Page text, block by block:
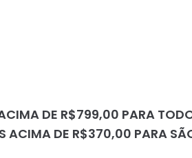
DE R$799,00 PARA
ACIMA DE R$370,00 PARA